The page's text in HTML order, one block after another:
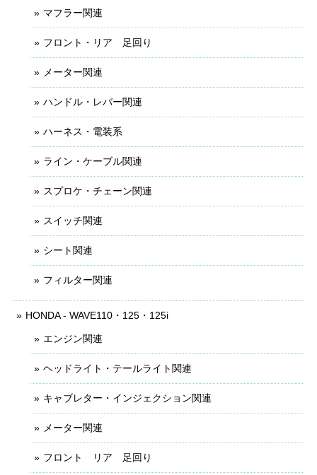
マフラー関連
フロント・リア 足回り
メーター関連
ハンドル・レバー関連
ハーネス・電装系
ライン・ケーブル関連
スプロケ・チェーン関連
スイッチ関連
シート関連
フィルター関連
HONDA - WAVE110・125・125i
エンジン関連
ヘッドライト・テールライト関連
キャブレター・インジェクション関連
メーター関連
フロント リア 足回り